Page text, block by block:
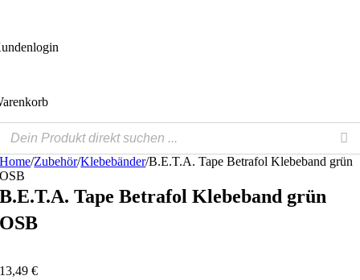
Home/Zubehör/Klebebänder/B.E.T.A. Tape Betrafol Klebeband grün
OSB
B.E.T.A. Tape Betrafol Klebeband grün
OSB
13,49€